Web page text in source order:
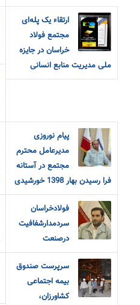
ارتقاء یک پله‌ای
مجتمع فولاد
خراسان در جایزه
ملی مدیریت منابع انسانی
پیام نوروزی
مدیرعامل محترم
مجتمع در آستانه
فرا رسیدن بهار 1398 خورشیدی
فولادخراسان
سردمدارشفافیت
درصنعت
سرپرست صندوق
بیمه اجتماعی
کشاورزان،